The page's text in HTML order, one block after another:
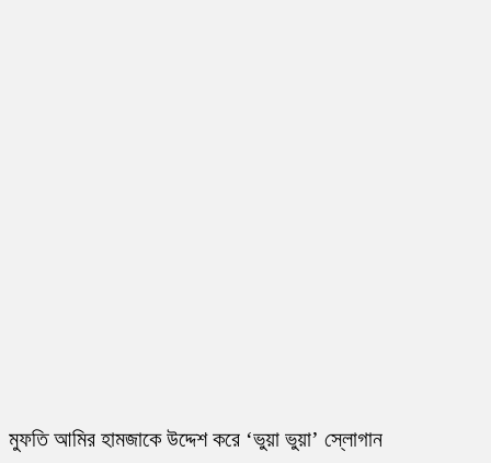
মুফতি আমির হামজাকে উদ্দেশ করে ‘ভুয়া ভুয়া’ স্লোগান